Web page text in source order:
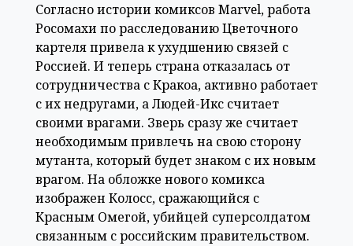
Согласно истории комиксов Marvel, работа
Росомахи по расследованию Цветочного
картеля привела к ухудшению связей с
Россией. И теперь страна отказалась от
сотрудничества с Кракоа, активно работает
с их недругами, а Людей-Икс считает
своими врагами. Зверь сразу же считает
необходимым привлечь на свою сторону
мутанта, который будет знаком с их новым
врагом. На обложке нового комикса
изображен Колосс, сражающийся с
Красным Омегой, убийцей суперсолдатом
связанным с российским правительством.